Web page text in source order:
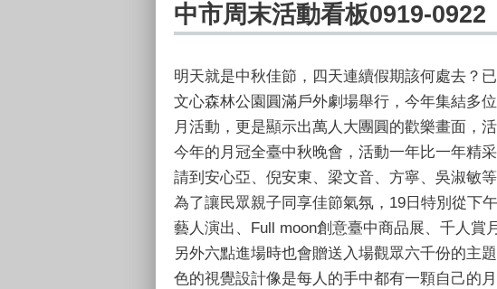
中市周末活動看板0919-0922
明天就是中秋佳節，四天連續假期該何處去？
文心森林公園圓滿戶外劇場舉行，今年集結多
月活動，更是顯示出萬人大團圓的歡樂畫面，
今年的月冠全臺中秋晚會，活動一年比一年精
請到安心亞、倪安東、梁文音、方寧、吳淑敏
為了讓民眾親子同享佳節氣氛，19日特別從下
藝人演出、Full moon創意臺中商品展、千人賞
另外六點進場時也會贈送入場觀眾六千份的主
色的視覺設計像是每人的手中都有一顆自己的